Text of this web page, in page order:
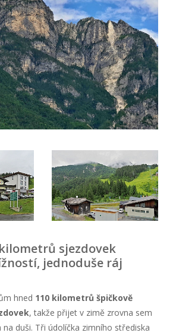
sjezdovek
jednoduše ráj
hned 110 kilometrů špičkově
, takže přijet v zimě zrovna sem
na duši. Tři údolíčka zimního střediska